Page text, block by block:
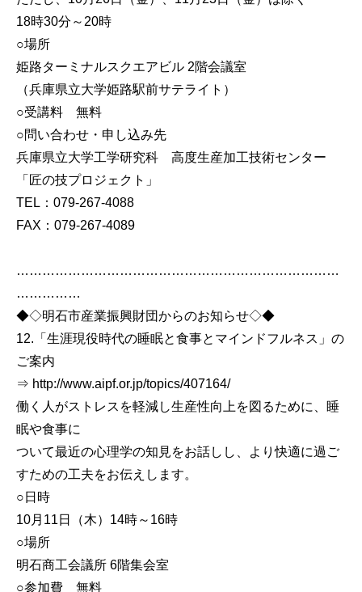
18時30分～20時
○場所
姫路ターミナルスクエアビル 2階会議室
（兵庫県立大学姫路駅前サテライト）
○受講料 無料
○問い合わせ・申し込み先
兵庫県立大学工学研究科 高度生産加工技術センター
「匠の技プロジェクト」
TEL：079-267-4088
FAX：079-267-4089
…………………………………………………………………
……………
◆◇明石市産業振興財団からのお知らせ◇◆
12.「生涯現役時代の睡眠と食事とマインドフルネス」の
ご案内
⇒ http://www.aipf.or.jp/topics/407164/
働く人がストレスを軽減し生産性向上を図るために、睡
眠や食事に
ついて最近の心理学の知見をお話しし、より快適に過ご
すための工夫をお伝えします。
○日時
10月11日（木）14時～16時
○場所
明石商工会議所 6階集会室
○参加費 無料